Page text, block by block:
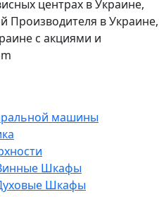
центрах в Украине,
Производителя в Украине,
с акциями и
машины
Шкафы
Шкафы